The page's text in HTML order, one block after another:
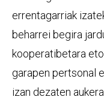
errentagarriak
beharrei begira
kooperatibetara
garapen pertsonal
izan dezaten